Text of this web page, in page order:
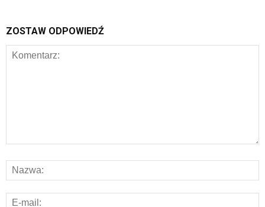
ZOSTAW ODPOWIEDŹ